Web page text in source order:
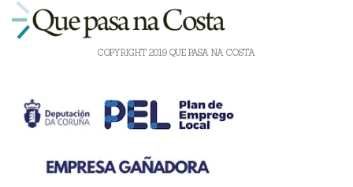
COPYRIGHT 2019 QUE PASA NA COSTA